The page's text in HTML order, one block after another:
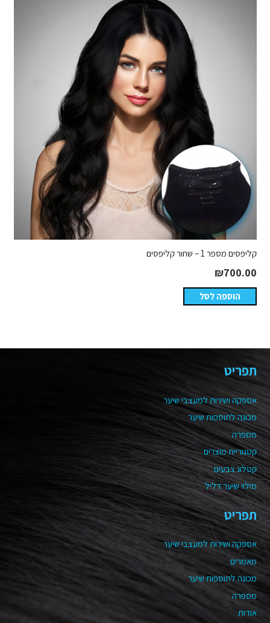
קליפסים מספר 1 – שחור קליפסים
₪700.00
הוספה לסל
תפריט
אספקה ושירות למעצבי שיער
מכונה לתוספות שיער
מספרה
קטגוריית מוצרים
קטלוג צבעים
מילוי שיער דליל
תפריט
אספקה ושירות למעצבי שיער
מאמרים
מכונה לתוספות שיער
מספרה
אודות